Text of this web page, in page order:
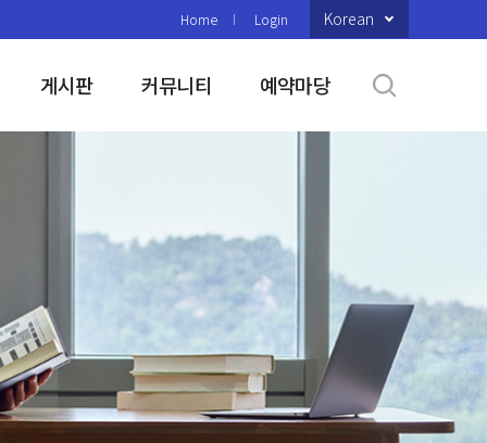
Home Login Korean
게시판 커뮤니티 예약마당